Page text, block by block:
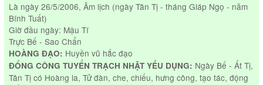
Là ngày 26/5/2006, Âm lịch (ngày Tân Tị - tháng Giáp Ngọ - năm
Bính Tuất)
Giờ đầu ngày: Mậu Tí
Trực Bế - Sao Chẩn
HOÀNG ĐẠO: Huyền vũ hắc đạo
ĐỔNG CÔNG TUYỂN TRẠCH NHẬT YẾU DỤNG: Ngày Bế - Ất Tị,
Tân Tị có Hoàng la, Tử đàn, che, chiếu, hưng công, tạo tác, động